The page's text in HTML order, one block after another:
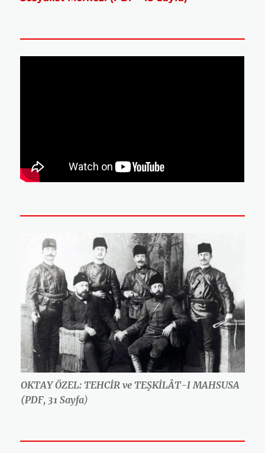
OKTAY ÖZEL: TEHCİR ve TEŞKİLÂT-I MAHSUSA
(PDF, 31 Sayfa)